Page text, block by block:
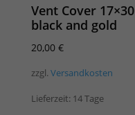
Vent Cover 17×30
black and gold
20,00 €
zzgl. Versandkosten
Lieferzeit: 14 Tage